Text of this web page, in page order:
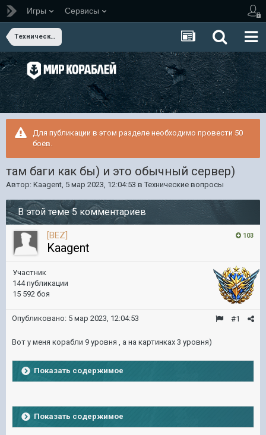
Игры Сервисы
Технические вопросы
Для публикации в этом разделе необходимо провести 50
боёв.
там баги как бы) и это обычный сервер)
Автор: Kaagent, 5 мар 2023, 12:04:53 в Технические вопросы
В этой теме 5 комментариев
103
[BEZ]
Kaagent
Участник
144 публикации
15 592 боя
#1
Опубликовано: 5 мар 2023, 12:04:53
Вот у меня корабли 9 уровня , а на картинках 3 уровня)
Показать содержимое
Показать содержимое